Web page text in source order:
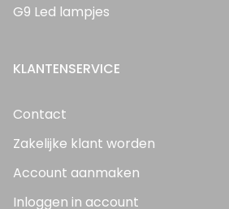
G9 Led lampjes
KLANTENSERVICE
Contact
Zakelijke klant worden
Account aanmaken
Inloggen in account